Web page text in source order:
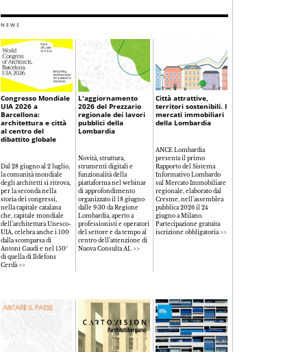
NEWS
Congresso Mondiale
UIA 2026 a
Barcellona:
architettura e città
al centro del
dibattito globale
Dal 28 giugno al 2 luglio,
la comunità mondiale
degli architetti si ritrova,
per la seconda nella
storia dei congressi,
nella capitale catalana
che, capitale mondiale
dell’architettura Unesco-
UIA, celebra anche i 100
dalla scomparsa di
Antoni Gaudí e nel 150°
di quella di Ildefons
Cerdà >>
L'aggiornamento
2026 del Prezzario
regionale dei lavori
pubblici della
Lombardia
Novità, struttura,
strumenti digitali e
funzionalità della
piattaforma nel webinar
di approfondimento
organizzato il 18 giugno
dalle 9:30 da Regione
Lombardia, aperto a
professionisti e operatori
del settore e da tempo al
centro dell’attenzione di
Nuova Consulta AL >>
Città attrattive,
territori sostenibili. I
mercati immobiliari
della Lombardia
ANCE Lombardia
presenta il primo
Rapporto del Sistema
Informativo Lombardo
sul Mercato Immobiliare
regionale, elaborato dal
Cresme, nell’assemblea
pubblica 2026 il 24
giugno a Milano.
Partecipazione gratuita
iscrizione obbligatoria >>